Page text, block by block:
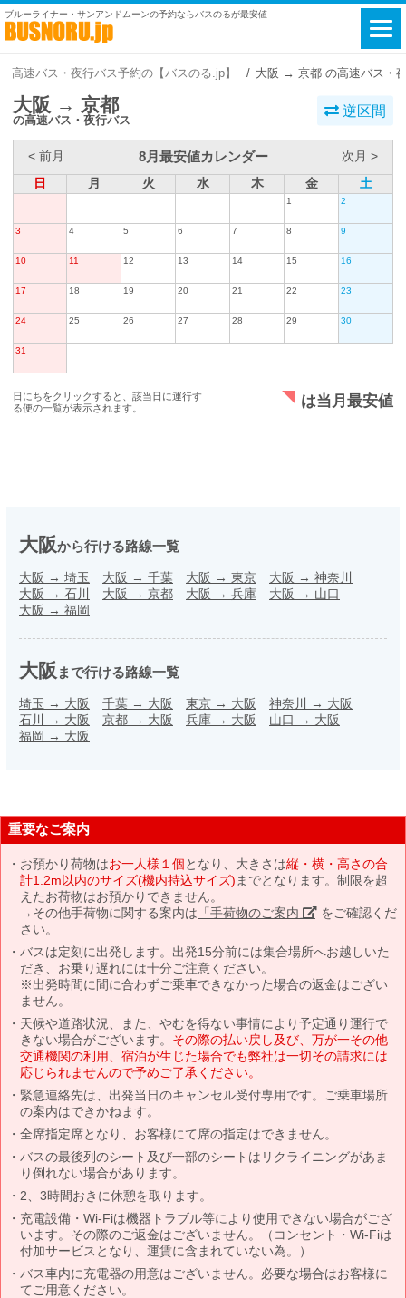
ブルーライナー・サンアンドムーンの予約ならバスのるが最安値
高速バス・夜行バス予約の【バスのる.jp】 大阪 → 京都 の高速バス・
大阪 → 京都
の高速バス・夜行バス
逆区間
< 前月 8月最安値カレンダー
次月 >
日
月 火 水 木 金 土
1 2
3 4 5 6 7 8 9
10 11 12 13 14 15 16
17 18 19 20 21 22 23
24 25 26 27 28 29 30
31
日にちをクリックすると、該当日に運行す
る便の一覧が表示されます。
は当月最安値
大阪から行ける路線一覧
大阪 → 埼玉 大阪 → 千葉 大阪 → 東京 大阪 → 神奈川
大阪 → 石川 大阪 → 京都 大阪 → 兵庫 大阪 → 山口
大阪 → 福岡
大阪 まで行ける路線一覧
埼玉 → 大阪 千葉 → 大阪 東京 → 大阪 神奈川 → 大阪
石川 → 大阪 京都 → 大阪 兵庫 → 大阪 山口 → 大阪
福岡 → 大阪
重要なご案内
お預かり荷物はお一人様１個となり、大きさは縦・横・高さの合
計1.2m以内のサイズ(機内持込サイズ) までとなります。制限を超
えたお荷物はお預かりできません。
→その他手荷物に関する案内は 「手荷物のご案内」 をご確認くだ
さい。
バスは定刻に出発します。出発15分前には集合場所へお越しいた
だき、お乗り遅れには十分ご注意ください。
※出発時間に間に合わずご乗車できなかった場合の返金はござい
ません。
天候や道路状況、また、やむを得ない事情により予定通り運行で
きない場合がございます。 その際の払い戻し及び、万が一その他
交通機関の利用、宿泊が生じた場合でも弊社は一切その請求には
応じられませんので予めご了承ください。
緊急連絡先は、出発当日のキャンセル受付専用です。ご乗車場所
の案内はできかねます。
全席指定席となり、お客様にて席の指定はできません。
バスの最後列のシート及び一部のシートはリクライニングがあま
り倒れない場合があります。
2、3時間おきに休憩を取ります。
充電設備・Wi-Fiは機器トラブル等により使用できない場合がござ
います。その際のご返金はございません。（コンセント・Wi-Fiは
付加サービスとなり、運賃に含まれていない為。）
バス車内に充電器の用意はございません。必要な場合はお客様に
てご用意ください。